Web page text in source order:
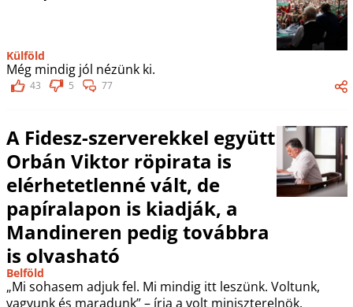
Külföld
Még mindig jól nézünk ki.
43 5 77
A Fidesz-szerverekkel együtt
Orbán Viktor röpirata is
elérhetetlenné vált, de
papíralapon is kiadják, a
Mandineren pedig továbbra
is olvasható
Belföld
„Mi sohasem adjuk fel. Mi mindig itt leszünk. Voltunk,
vagyunk és maradunk” – írja a volt miniszterelnök.